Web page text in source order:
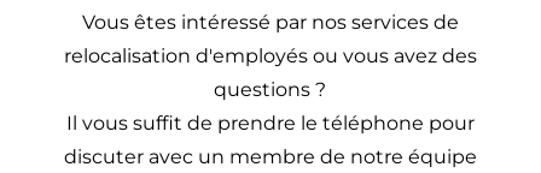
Vous êtes intéressé par nos services de
relocalisation d'employés ou vous avez des
questions ?
Il vous suffit de prendre le téléphone pour
discuter avec un membre de notre équipe